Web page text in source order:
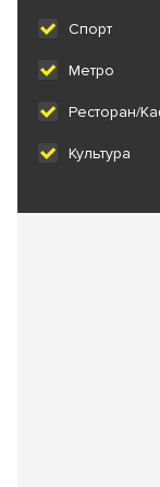
Спорт
Метро
Ресторан/
Культура